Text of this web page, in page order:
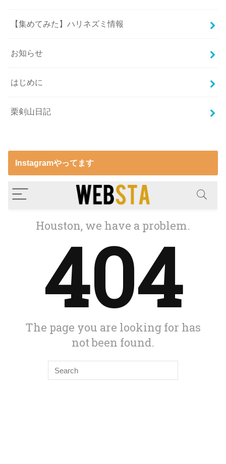
【集めてみた】ハリネズミ情報
お知らせ
はじめに
栗剣山日記
Instagramやってます